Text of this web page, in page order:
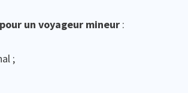
un voyageur mineur :
;